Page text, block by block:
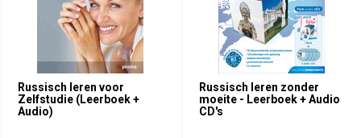
Russisch leren voor
Zelfstudie (Leerboek +
Audio)
Russisch leren zonder
moeite - Leerboek + Audio
CD's